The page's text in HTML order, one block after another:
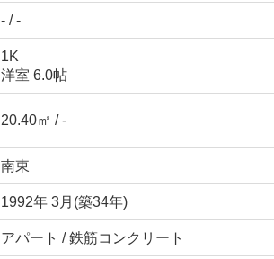
- / -
1K
洋室 6.0帖
20.40㎡ / -
南東
1992年 3月(築34年)
アパート / 鉄筋コンクリート